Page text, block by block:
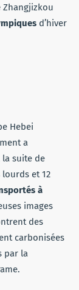
d’hiver
Hebei
a
la suite de
et 12
à
images
des
carbonisées
par la